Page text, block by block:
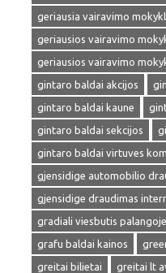
geriausia vairavimo
geriausios vairavimo
geriausios vairavimo
gintaro baldai akcijos
gintaro baldai kaune
gintaro baldai sekcijos
gintaro baldai virtuves
gjensidige automobilio
gjensidige draudimas
gradiali viesbutis palangoje
grafu baldai kainos
greitai bilietai
greitai lt